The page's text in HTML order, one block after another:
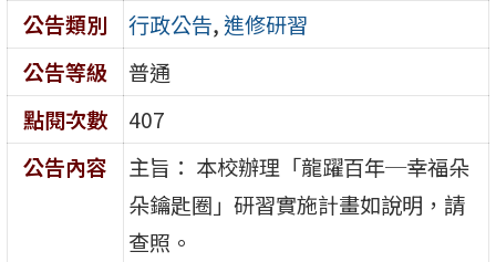
公告類別
行政公告,進修研習
公告等級
普通
點閱次數
407
公告內容
主旨： 本校辦理「龍躍百年─幸福朵
朵鑰匙圈」研習實施計畫如說明，請
查照。